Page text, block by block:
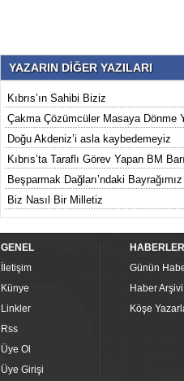
YAZARIN DİĞER YAZILARI
Kıbrıs’ın Sahibi Biziz
Çakma Çözümcüler Masaya Dönme
Doğu Akdeniz’i asla kaybedemeyiz
Kıbrıs’ta Taraflı Görev Yapan BM
Beşparmak Dağları’ndaki Bayrağımız
Biz Nasıl Bir Milletiz
GENEL
İletişim
Künye
Linkler
Rss
Üye Ol
Üye Girişi
HABERLER
Günün
Haber Arşivi
Köşe